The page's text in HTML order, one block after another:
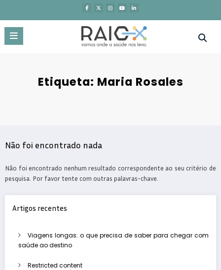
o
conteúdo
Etiqueta: Maria Rosales
Não foi encontrado nada
Não foi encontrado nenhum resultado correspondente ao seu critério de
pesquisa. Por favor tente com outras palavras-chave.
Artigos recentes
Viagens longas: o que precisa de saber para chegar com
saúde ao destino
Restricted content